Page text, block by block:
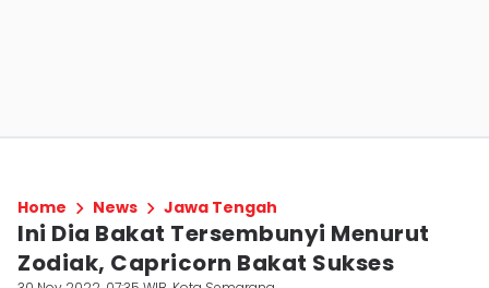
Home News Jawa Tengah
Ini Dia Bakat Tersembunyi Menurut
Zodiak, Capricorn Bakat Sukses